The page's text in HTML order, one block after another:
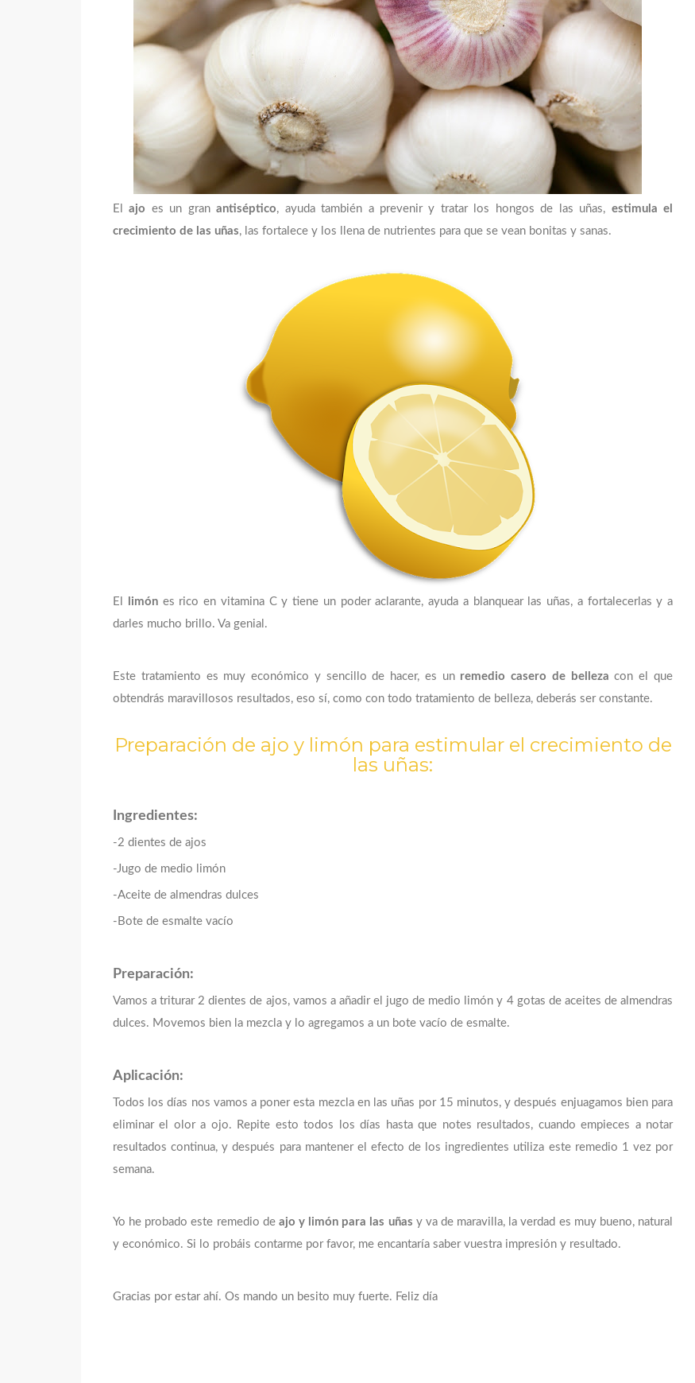
Elajo es un granantiséptico, ayuda también a prevenir y tratar los hongos de las uñas, estimula el
crecimiento de las uñas, las fortalece y los llena de nutrientes para que se vean bonitas y sanas.
El limónes rico en vitamina C y tiene un poder aclarante, ayuda a blanquear las uñas, a fortalecerlas y a
darles mucho brillo. Va genial.
Este tratamiento es muy económico y sencillo de hacer, es un remedio casero de belleza con el que
obtendrás maravillosos resultados, eso sí, como con todo tratamiento de belleza, deberás ser constante.
Preparación de ajo y limón para estimular el crecimiento de
las uñas:
Ingredientes:
-2 dientes de ajos
-Jugo de medio limón
-Aceite de almendras dulces
-Bote de esmalte vacío
Preparación:
Vamos a triturar 2 dientes de ajos, vamos a añadir el jugo de medio limón y 4 gotas de aceites de almendras
dulces. Movemos bien la mezcla y lo agregamos a un bote vacío de esmalte.
Aplicación:
Todos los días nos vamos a poner esta mezcla en las uñas por 15 minutos, y después enjuagamos bien para
eliminar el olor a ojo. Repite esto todos los días hasta que notes resultados, cuando empieces a notar
resultados continua, y después para mantener el efecto de los ingredientes utiliza este remedio 1 vez por
semana.
Yo he probado este remedio deajo y limón para las uñas y va de maravilla, la verdad es muy bueno, natural
y económico. Si lo probáis contarme por favor, me encantaría saber vuestra impresión y resultado.
Gracias por estar ahí. Os mando un besito muy fuerte. Feliz día